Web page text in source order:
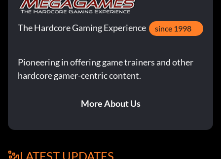
The Hardcore Gaming Experience since 1998
Pioneering in offering game trainers and other
hardcore gamer-centric content.
More About Us
LATEST UPDATES